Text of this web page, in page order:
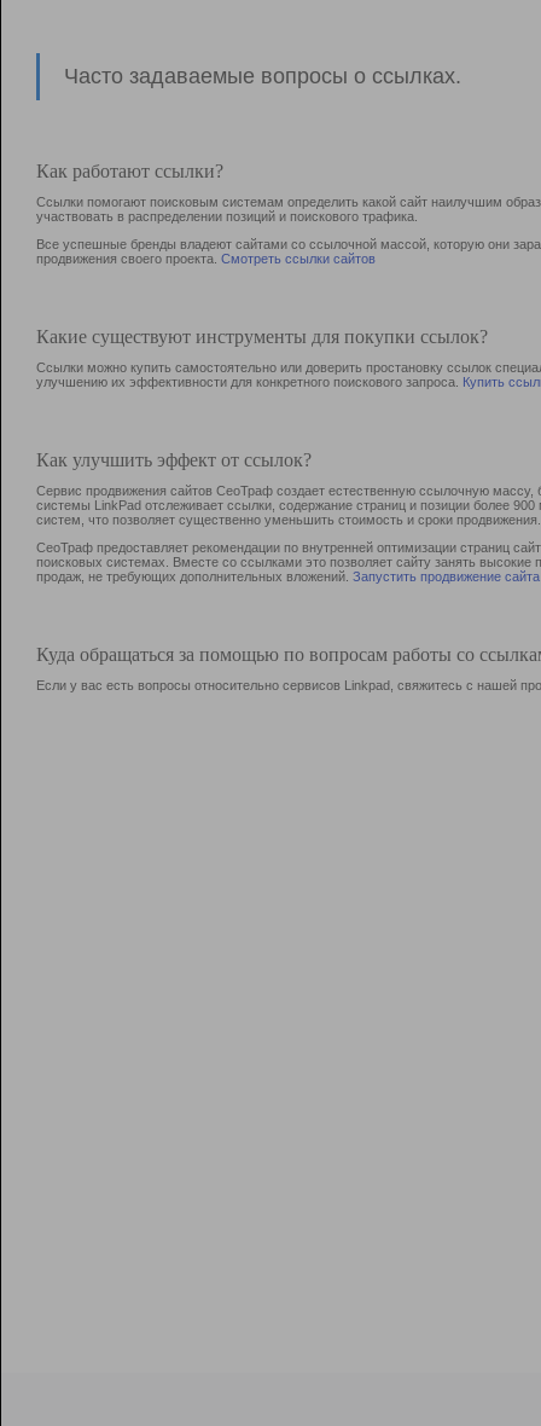
Часто задаваемые вопросы о ссылках.
Как работают ссылки?
Ссылки помогают поисковым системам определить какой сайт наилучшим
участвовать в раcпределении позиций и поискового трафика.
Все успешные бренды владеют сайтами со ссылочной массой, которую они
продвижения своего проекта. Смотреть ссылки сайтов
Какие существуют инструменты для покупки ссылок?
Ссылки можно купить самостоятельно или доверить простановку ссылок
улучшению их эффективности для конкретного поискового запроса. Купить
Как улучшить эффект от ссылок?
Сервис продвижения сайтов СеоТраф создает естественную ссылочную
системы LinkPad отслеживает ссылки, содержание страниц и позиции более
систем, что позволяет существенно уменьшить стоимость и сроки продвижения.
СеоТраф предоставляет рекомендации по внутренней оптимизации страниц
поисковых системах. Вместе со ссылками это позволяет сайту занять
продаж, не требующих дополнительных вложений. Запустить продвижение сайта
Куда обращаться за помощью по вопросам работы со
Если у вас есть вопросы относительно сервисов Linkpad, свяжитесь с нашей